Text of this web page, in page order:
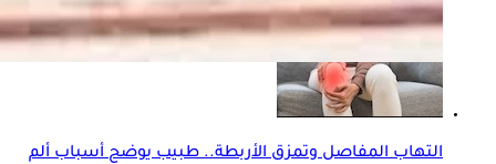
التهاب المفاصل وتمزق الأربطة.. طبيب يوضح أسباب ألم